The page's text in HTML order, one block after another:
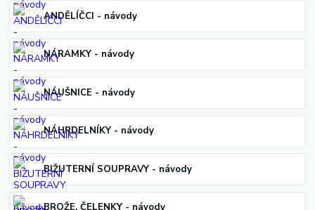
ANDĚLÍČCI - návody
NÁRAMKY - návody
NÁUŠNICE - návody
NÁHRDELNÍKY - návody
BIŽUTERNÍ SOUPRAVY - návody
BROŽE, ČELENKY - návody